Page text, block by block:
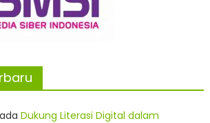
Dukung Literasi Digital dalam